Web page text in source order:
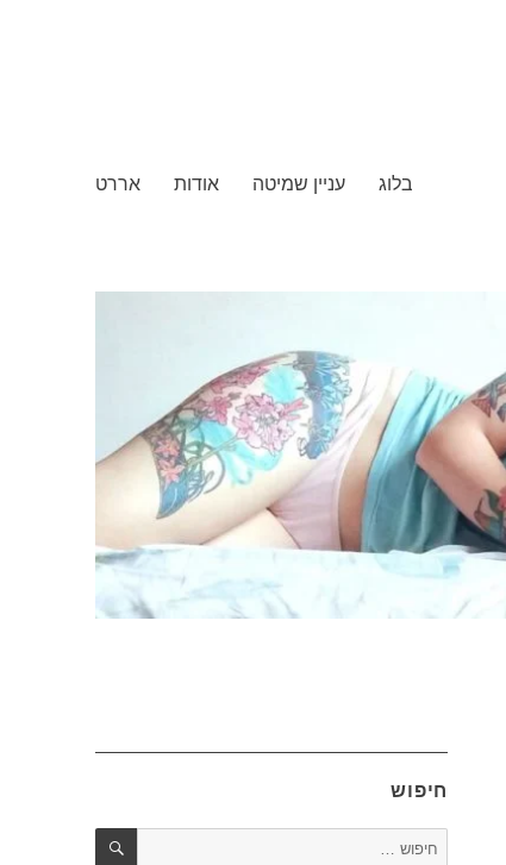
בלוג עניין שמיטה אודות אררט
חיפוש
חיפוש